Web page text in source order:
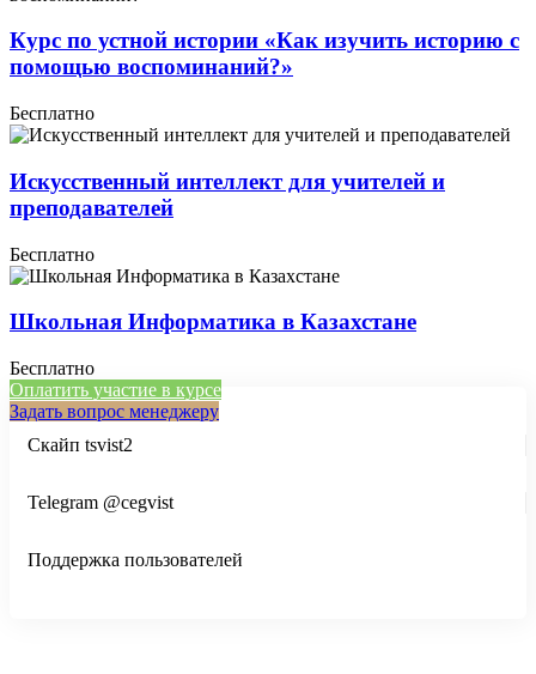
Курс по устной истории «Как изучить историю с
помощью воспоминаний?»
Бесплатно
Искусственный интеллект для учителей и
преподавателей
Бесплатно
Школьная Информатика в Казахстане
Бесплатно
Оплатить участие в курсе
Задать вопрос менеджеру
Скайп tsvist2
Telegram @cegvist
Поддержка пользователей